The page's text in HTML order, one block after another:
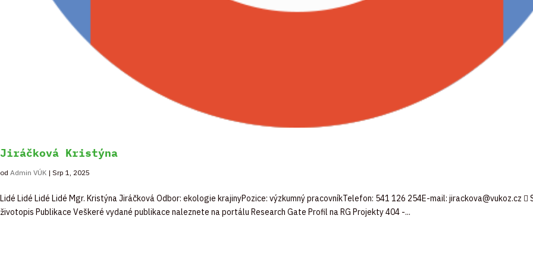
Jiráčková Kristýna
od Admin VÚK | Srp 1, 2025
Lidé Lidé Lidé Lidé Mgr. Kristýna Jiráčková Odbor: ekologie krajinyPozice: výzkumný pracovníkTelefon: 541 126 254E-mail: jirackova@vukoz.cz 
životopis Publikace Veškeré vydané publikace naleznete na portálu Research Gate Profil na RG Projekty 404 -...